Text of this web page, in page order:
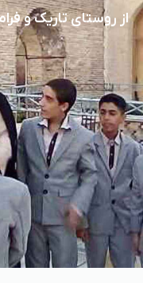
از روستای تاریک و